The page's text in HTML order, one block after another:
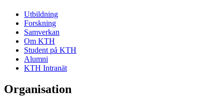
Utbildning
Forskning
Samverkan
Om KTH
Student på KTH
Alumni
KTH Intranät
Organisation